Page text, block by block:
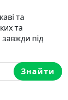
та
та
під
Знайти